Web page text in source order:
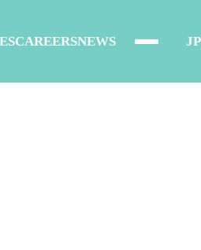
CAREERSNEWS JP